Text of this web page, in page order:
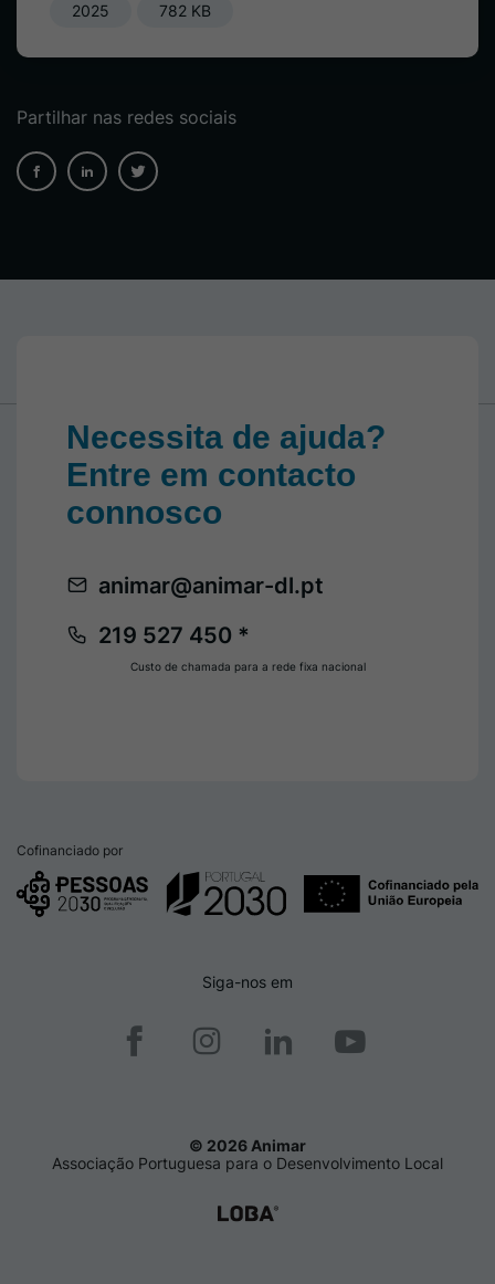
2025 782 KB
Partilhar nas redes sociais
Necessita de ajuda?
Entre em contacto
connosco
219 527 450 *
animar@animar-dl.pt
Custo de chamada para a rede fixa nacional
Cofinanciado por
Siga-nos em
© 2026 Animar
Associação Portuguesa para o Desenvolvimento Local